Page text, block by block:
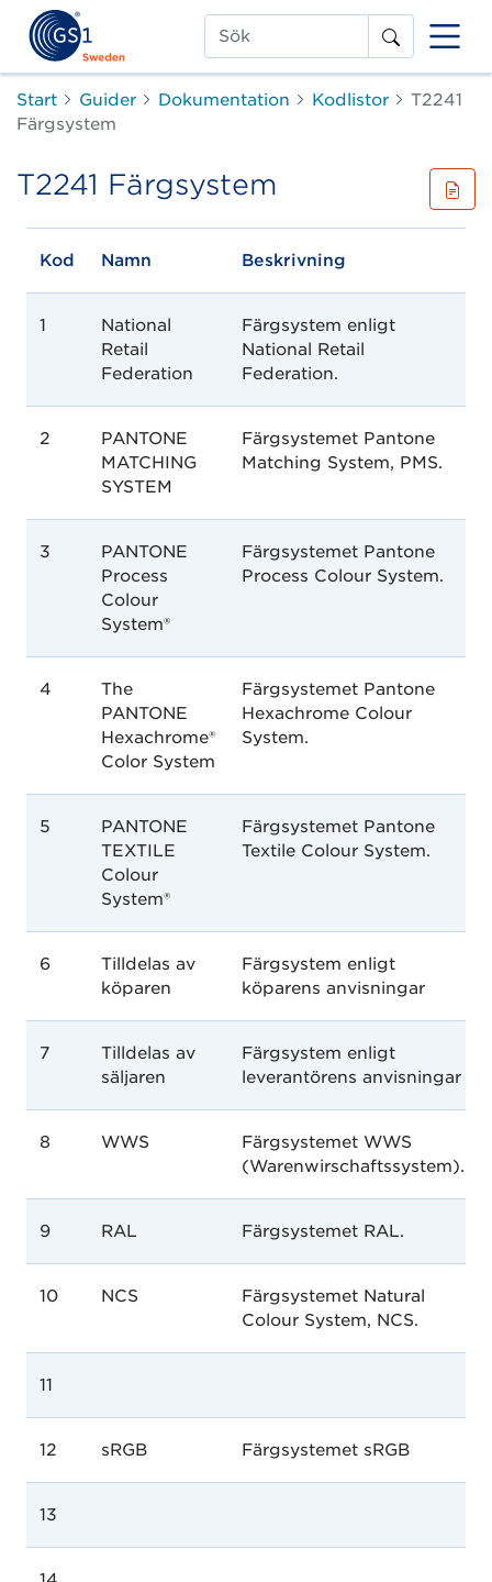
Sök
Start Guider Dokumentation Kodlistor
T2241
Färgsystem
T2241 Färgsystem
Kod Namn Beskrivning
1
National
Retail
Federation
Färgsystem enligt
National Retail
Federation.
2
PANTONE
MATCHING
SYSTEM
Färgsystemet Pantone
Matching System, PMS.
3
PANTONE
Process
Colour
System®
Färgsystemet Pantone
Process Colour System.
4
The
PANTONE
Hexachrome®
Color System
Färgsystemet Pantone
Hexachrome Colour
System.
5
PANTONE
TEXTILE
Colour
System®
Färgsystemet Pantone
Textile Colour System.
6
Tilldelas av
köparen
Färgsystem enligt
köparens anvisningar
7
Tilldelas av
säljaren
Färgsystem enligt
leverantörens anvisningar
8 WWS
Färgsystemet WWS
(Warenwirschaftssystem).
9 RAL Färgsystemet RAL.
10 NCS
Färgsystemet Natural
Colour System, NCS.
11
12 sRGB Färgsystemet sRGB
13